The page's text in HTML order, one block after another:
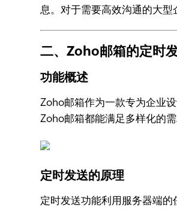
息。对于需要高效沟通的大型
二、Zoho邮箱的定时
功能概述
Zoho邮箱作为一款专为企业
Zoho邮箱都能满足多样化的需
定时发送的原理
定时发送功能利用服务器端